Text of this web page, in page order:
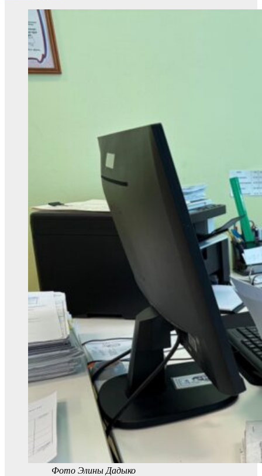
Фото Элины Дадыко